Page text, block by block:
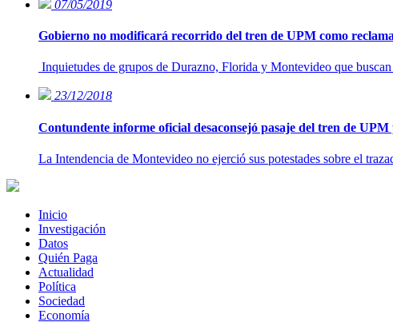
07/05/2019
Gobierno no modificará recorrido del tren de UPM como
Inquietudes de grupos de Durazno, Florida y Montevideo que
23/12/2018
Contundente informe oficial desaconsejó pasaje del tren de
La Intendencia de Montevideo no ejerció sus potestades sobre el
Inicio
Investigación
Datos
Quién Paga
Actualidad
Política
Sociedad
Economía